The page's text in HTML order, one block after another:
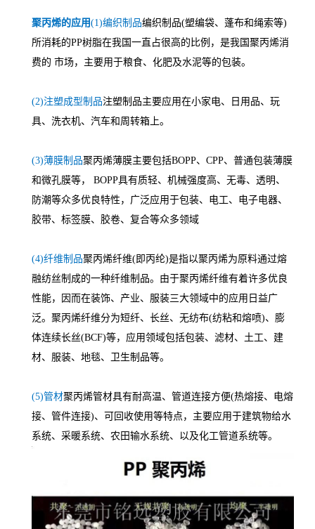
聚丙烯的应用(1)编织制品编织制品(塑编袋、蓬布和绳索等)
所消耗的PP树脂在我国一直占很高的比例，是我国聚丙烯消
费的 市场，主要用于粮食、化肥及水泥等的包装。
(2)注塑成型制品注塑制品主要应用在小家电、日用品、玩
具、洗衣机、汽车和周转箱上。
(3)薄膜制品聚丙烯薄膜主要包括BOPP、CPP、普通包装薄膜
和微孔膜等， BOPP具有质轻、机械强度高、无毒、透明、
防潮等众多优良特性，广泛应用于包装、电工、电子电器、
胶带、标签膜、胶卷、复合等众多领域
(4)纤维制品聚丙烯纤维(即丙纶)是指以聚丙烯为原料通过熔
融纺丝制成的一种纤维制品。由于聚丙烯纤维有着许多优良
性能，因而在装饰、产业、服装三大领域中的应用日益广
泛。聚丙烯纤维分为短纤、长丝、无纺布(纺粘和熔喷)、膨
体连续长丝(BCF)等，应用领域包括包装、滤材、土工、建
材、服装、地毯、卫生制品等。
(5)管材聚丙烯管材具有耐高温、管道连接方便(热熔接、电熔
接、管件连接)、可回收使用等特点，主要应用于建筑物给水
系统、采暖系统、农田输水系统、以及化工管道系统等。